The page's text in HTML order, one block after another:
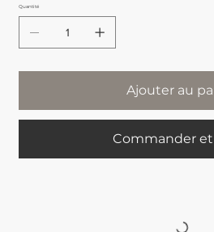
Quantité
Ajouter au
Commander